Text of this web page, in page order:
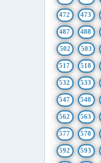
472 473
487 488
502 503
517 518
532 533
547 548
562 563
577 578
592 593